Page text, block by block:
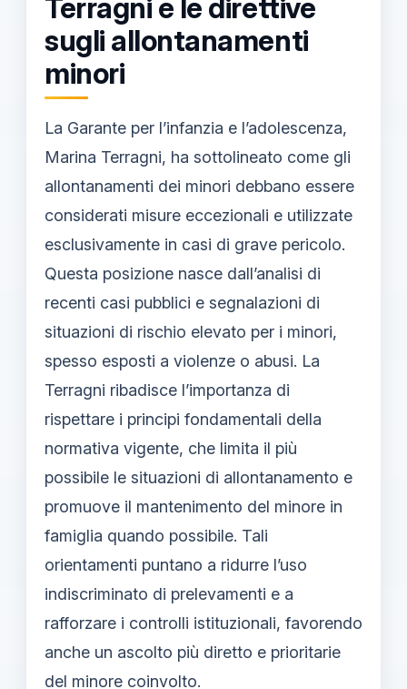
Terragni e le direttive
sugli allontanamenti
minori
La Garante per l’infanzia e l’adolescenza,
Marina Terragni, ha sottolineato come gli
allontanamenti dei minori debbano essere
considerati misure eccezionali e utilizzate
esclusivamente in casi di grave pericolo.
Questa posizione nasce dall’analisi di
recenti casi pubblici e segnalazioni di
situazioni di rischio elevato per i minori,
spesso esposti a violenze o abusi. La
Terragni ribadisce l’importanza di
rispettare i principi fondamentali della
normativa vigente, che limita il più
possibile le situazioni di allontanamento e
promuove il mantenimento del minore in
famiglia quando possibile. Tali
orientamenti puntano a ridurre l’uso
indiscriminato di prelevamenti e a
rafforzare i controlli istituzionali, favorendo
anche un ascolto più diretto e prioritarie
del minore coinvolto.